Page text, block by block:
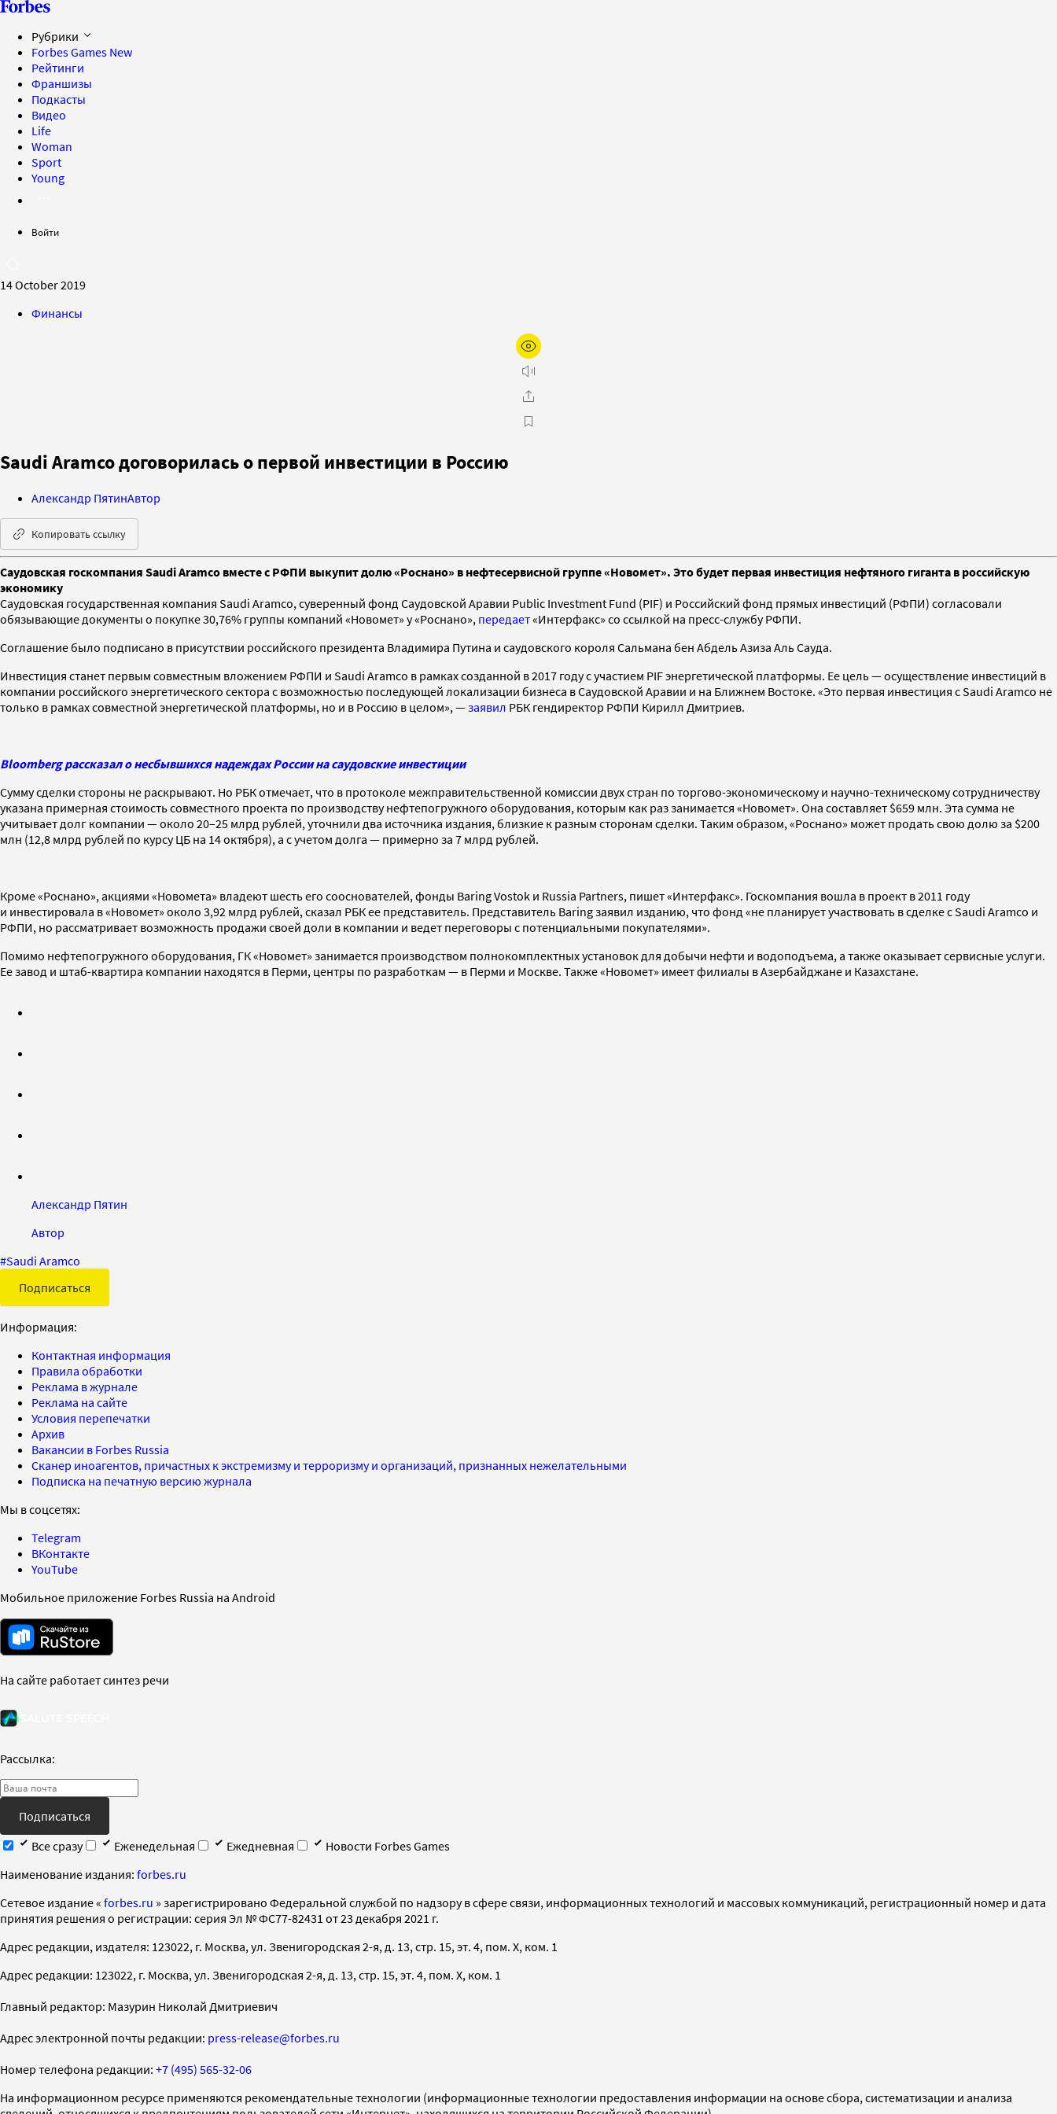
Рубрики
Forbes Games New
Рейтинги
Франшизы
Подкасты
Видео
Life
Woman
Sport
Young
Войти
14 October 2019
Финансы
Saudi Aramco договорилась о первой инвестиции в Россию
Александр ПятинАвтор
Копировать ссылку
Саудовская госкомпания Saudi Aramco вместе с РФПИ выкупит долю «Роснано» в нефтесервисной группе «Новомет». Это будет первая инвестиция нефтяного гиганта в российскую
экономику
Саудовская государственная компания Saudi Aramco, суверенный фонд Саудовской Аравии Public Investment Fund (PIF) и Российский фонд прямых инвестиций (РФПИ) согласовали
обязывающие документы о покупке 30,76% группы компаний «Новомет» у «Роснано», передает«Интерфакс» со ссылкой на пресс-службу РФПИ.
Соглашение было подписано в присутствии российского президента Владимира Путина и саудовского короля Сальмана бен Абдель Азиза Аль Сауда.
Инвестиция станет первым совместным вложением РФПИ и Saudi Aramco в рамках созданной в 2017 году с участием PIF энергетической платформы. Ее цель — осуществление инвестиций в
компании российского энергетического сектора с возможностью последующей локализации бизнеса в Саудовской Аравии и на Ближнем Востоке. «Это первая инвестиция с Saudi Aramco не
только в рамках совместной энергетической платформы, но и в Россию в целом», —заявил РБК гендиректор РФПИ Кирилл Дмитриев.
Bloomberg рассказал о несбывшихся надеждах России на саудовские инвестиции
Сумму сделки стороны не раскрывают. Но РБК отмечает, что в протоколе межправительственной комиссии двух стран по торгово-экономическому и научно-техническому сотрудничеству
указана примерная стоимость совместного проекта по производству нефтепогружного оборудования, которым как раз занимается «Новомет». Она составляет $659 млн. Эта сумма не
учитывает долг компании — около 20–25 млрд рублей, уточнили два источника издания, близкие к разным сторонам сделки. Таким образом, «Роснано» может продать свою долю за $200
млн (12,8 млрд рублей по курсу ЦБ на 14 октября), а с учетом долга — примерно за 7 млрд рублей.
Кроме «Роснано», акциями «Новомета» владеют шесть его сооснователей, фонды Baring Vostok и Russia Partners, пишет «Интерфакс». Госкомпания вошла в проект в 2011 году
и инвестировала в «Новомет» около 3,92 млрд рублей, сказал РБК ее представитель. Представитель Baring заявил изданию, что фонд «не планирует участвовать в сделке с Saudi Aramco и
РФПИ, но рассматривает возможность продажи своей доли в компании и ведет переговоры с потенциальными покупателями».
Помимо нефтепогружного оборудования, ГК «Новомет» занимается производством полнокомплектных установок для добычи нефти и водоподъема, а также оказывает сервисные услуги.
Ее завод и штаб-квартира компании находятся в Перми, центры по разработкам — в Перми и Москве. Также «Новомет» имеет филиалы в Азербайджане и Казахстане.
Александр Пятин
Автор
#Saudi Aramco
Подписаться
Информация:
Контактная информация
Правила обработки
Реклама в журнале
Реклама на сайте
Условия перепечатки
Архив
Вакансии в Forbes Russia
Сканер иноагентов, причастных к экстремизму и терроризму и организаций, признанных нежелательными
Подписка на печатную версию журнала
Мы в соцсетях:
Telegram
ВКонтакте
YouTube
Мобильное приложение Forbes Russia на Android
На сайте работает синтез речи
Рассылка:
Подписаться
Все сразу
Еженедельная Ежедневная
Новости Forbes Games
Наименование издания: forbes.ru
Cетевое издание « forbes.ru » зарегистрировано Федеральной службой по надзору в сфере связи, информационных технологий и массовых коммуникаций, регистрационный номер и дата
принятия решения о регистрации: серия Эл № ФС77-82431 от 23 декабря 2021 г.
Адрес редакции, издателя: 123022, г. Москва, ул. Звенигородская 2-я, д. 13, стр. 15, эт. 4, пом. X, ком. 1
Адрес редакции: 123022, г. Москва, ул. Звенигородская 2-я, д. 13, стр. 15, эт. 4, пом. X, ком. 1
Главный редактор: Мазурин Николай Дмитриевич
Адрес электронной почты редакции: press-release@forbes.ru
Номер телефона редакции: +7 (495) 565-32-06
На информационном ресурсе применяются рекомендательные технологии (информационные технологии предоставления информации на основе сбора, систематизации и анализа